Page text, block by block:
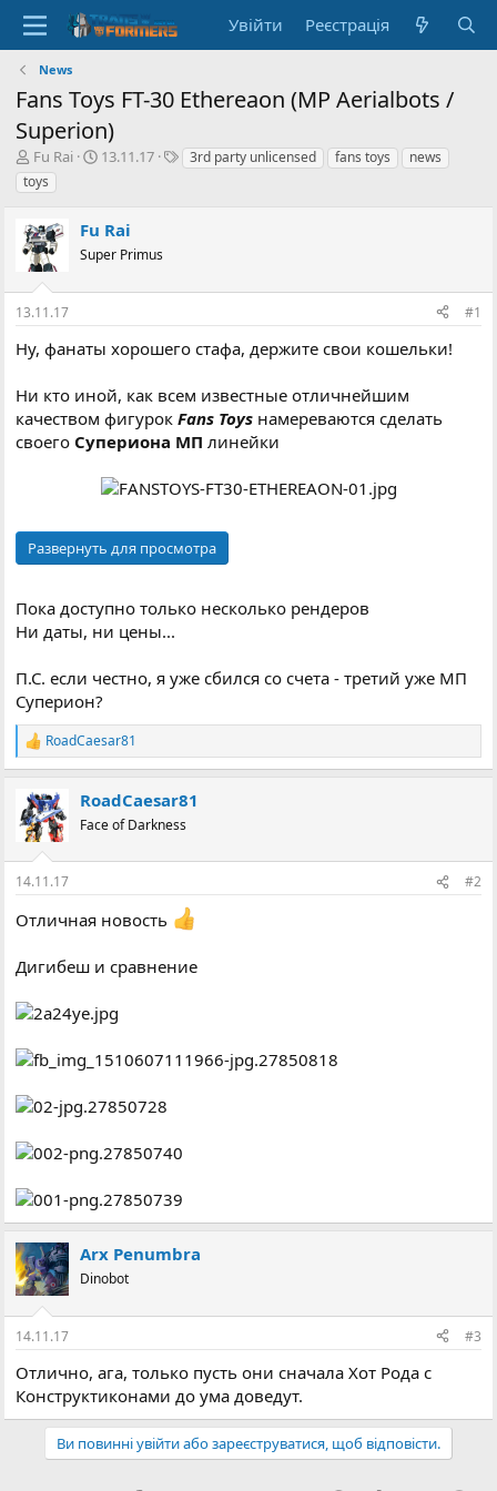
Увійти Реєстрація
News
Fans Toys FT-30 Ethereaon (MP Aerialbots /
Superion)
А
в
т
р
т
е
м
и
Fu Rai
Д
с
т
о
н
я
13.11.17
Т3rd party unlicensed fans toys
news
toys
Fu Rai
Super Primus
13.11.17 #1
Ну, фанаты хорошего стафа, держите свои кошельки!
Ни кто иной, как всем известные отличнейшим
качеством фигурокFans Toys намереваются сделать
своего Супериона МП линейки
Развернуть для просмотра
Пока доступно только несколько рендеров
Ни даты, ни цены...
П.С. если честно, я уже сбился со счета - третий уже МП
Суперион?
Р
е
к
ц
і
RoadCaesar81
RoadCaesar81
Face of Darkness
14.11.17 #2
Отличная новость
Дигибеш и сравнение
Arx Penumbra
Dinobot
14.11.17 #3
Отлично, ага, только пусть они сначала Хот Рода с
Конструктиконами до ума доведут.
Ви повинні увійти або зареєструватися, щоб відповісти.